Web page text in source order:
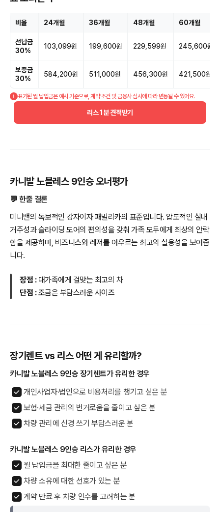
비율 24개월 36개월 48개월 60개월
선납금
30%
103,099원 199,600원 229,599원 245,600원
보증금
30%
584,200원 511,000원 456,300원 421,500원
표기된 월 납입금은 예시 기준으로, 계약 조건 및 금융사 심사에 따라 변동될 수 있어요.
리스 1분 견적받기
카니발 노블레스 9인승 오너평가
💬 한줄 결론
미니밴의 독보적인 강자이자 패밀리카의 표준입니다. 압도적인 실내
거주성과 슬라이딩 도어의 편의성을 갖춰 가족 모두에게 최상의 안락
함을 제공하며, 비즈니스와 레저를 아우르는 최고의 실용성을 보여줍
니다.
장점 : 대가족에게 걸맞는 최고의 차
단점 :조금은 부담스러운 사이즈
장기렌트 vs 리스 어떤 게 유리할까?
카니발 노블레스 9인승 장기렌트가 유리한 경우
개인사업자·법인으로 비용처리를 챙기고 싶은 분
보험·세금 관리의 번거로움을 줄이고 싶은 분
차량 관리에 신경 쓰기 부담스러운 분
카니발 노블레스 9인승 리스가 유리한 경우
월 납입금을 최대한 줄이고 싶은 분
차량 소유에 대한 선호가 있는 분
계약 만료 후 차량 인수를 고려하는 분